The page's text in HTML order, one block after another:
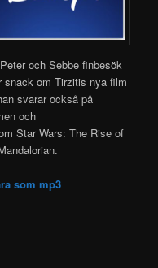
och Sebbe finbesök
snack om Tirzitis nya film
svarar också på
och
Star Wars: The Rise of
som mp3